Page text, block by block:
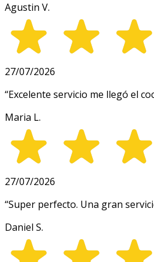
Agustin V.
27/07/2026
“Excelente servicio me llegó el
Maria L.
27/07/2026
“Super perfecto. Una gran
Daniel S.